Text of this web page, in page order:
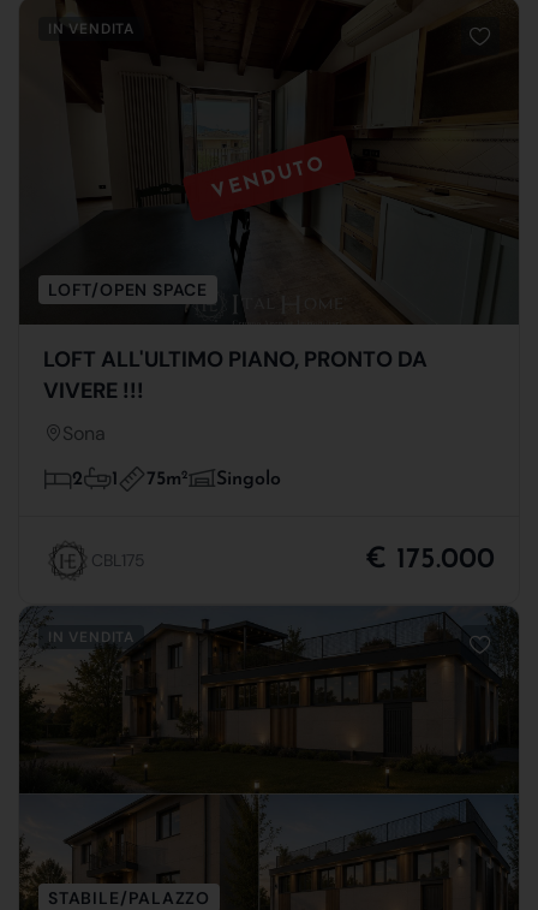
VENDUTO
IN VENDITA
LOFT/OPEN SPACE
LOFT ALL'ULTIMO PIANO, PRONTO DA
VIVERE !!!
Sona
2 1 75m2 Singolo
CBL175 € 175.000
IN VENDITA
STABILE/PALAZZO